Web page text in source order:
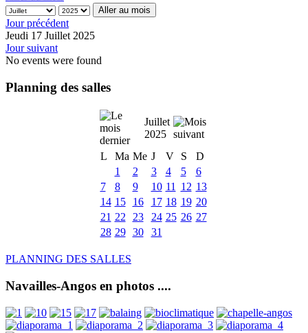
Aller au mois
Jour précédent
Jeudi 17 Juillet 2025
Jour suivant
No events were found
Planning des salles
Juillet
2025
L
Ma Me J V S
D
1
2 3 4 5
6
7
8 9 10 11 12 13
14 15 16 17 18 19 20
21 22 23 24 25 26 27
28 29 30 31
PLANNING DES SALLES
Navailles-Angos en photos ....